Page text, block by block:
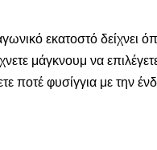
εκατοστό δείχνει
μάγκνουμ να
ποτέ φυσίγγια με την